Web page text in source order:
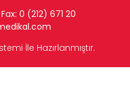
0 (212) 671 20
İle Hazırlanmıştır.